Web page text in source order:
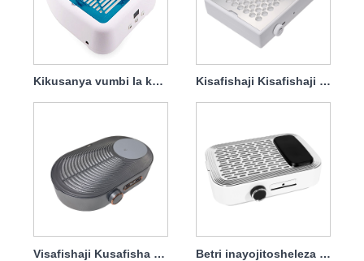
Kikusanya vumbi la kucha 30W Inayoweza Kuchaji tena yenye Kichujio cha 30w Kisafishaji Kisafishaji cha Utupu cha Kucha cha Utulivu cha Super
Visafishaji Kusafisha Kucha zenye kazi nyingi kwa moja kwa moja Betri inayojitosheleza yenye Ombwe la Kucha la Kasi ya Upepo